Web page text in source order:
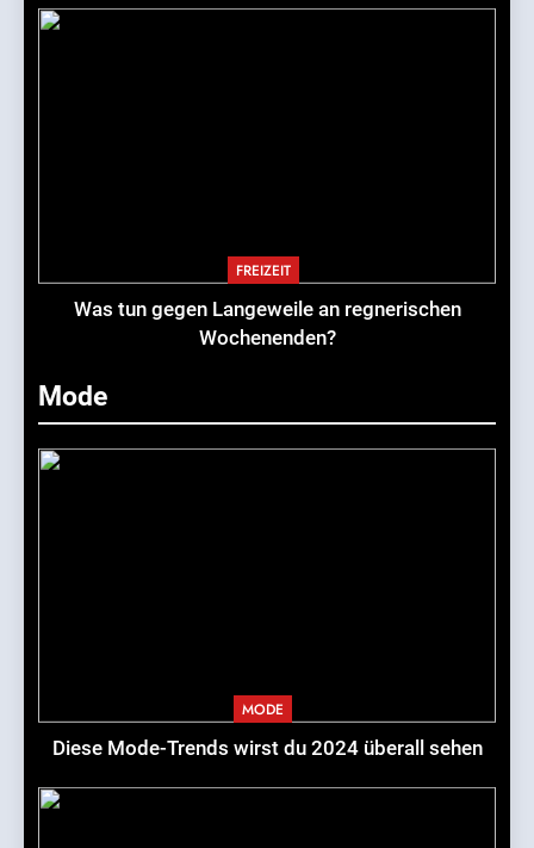
FREIZEIT
Was tun gegen Langeweile an regnerischen
Wochenenden?
Mode
MODE
Diese Mode-Trends wirst du 2024 überall sehen